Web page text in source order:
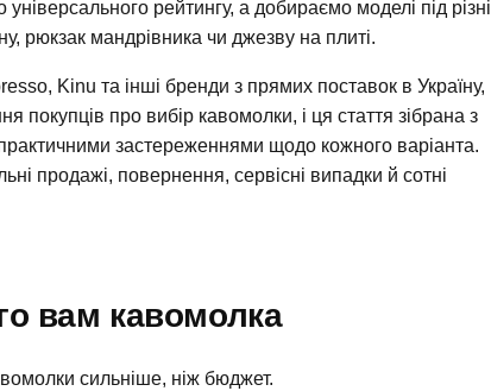
рейтингу, а добираємо моделі під різні
рюкзак мандрівника чи джезву на плиті.
Kinu та інші бренди з прямих поставок в Україну,
покупців про вибір кавомолки, і ця стаття зібрана з
застереженнями щодо кожного варіанта.
продажі, повернення, сервісні випадки й сотні
вам кавомолка
сильніше, ніж бюджет.